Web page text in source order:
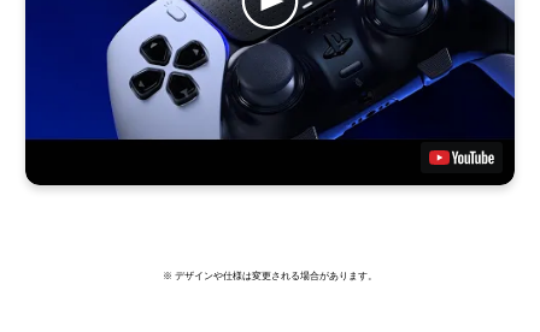
※ デザインや仕様は変更される場合があります。